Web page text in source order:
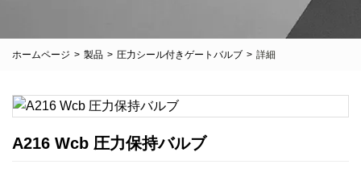
ホームページ > 製品 > 圧力シール付きゲートバルブ > 詳細
A216 Wcb 圧力保持バルブ